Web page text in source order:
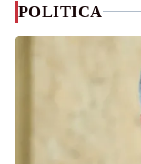
POLITICA